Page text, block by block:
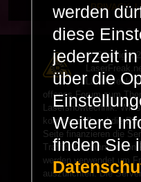
© Copyright
LaserFreak
offenes Forum zum
Lasershowtechnik. Wir
kommerziell und die
Seite finanzieren die
Traffic. Einnahmen von
werden verwendet um
auszurichten. Die
werden
diese
jederzeit
über die
Weitere
finden Sie